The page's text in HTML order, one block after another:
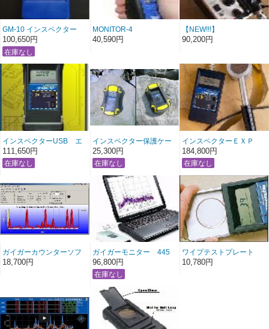
GM-10 インスペクター
USB InspectorUSB SE
International
100,650円
MONITOR-4
40,590円
【NEW!!!】
ヘビーデュティ
90,200円
インスペクターUSB エ
クストリーム Xtreme
InspectorUSB
111,650円
インスペクター保護ケー
ス
25,300円
インスペクターＥＸＰ
184,800円
ガイガーカウンターソフ
ト
18,700円
ガイガーモニター 445
96,800円
ワイプテストプレート
10,780円